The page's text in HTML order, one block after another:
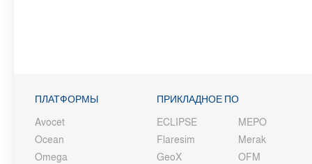
ПЛАТФОРМЫ
Avocet
Ocean
Omega
ПРИКЛАДНОЕ ПО
ECLIPSE
Flaresim
GeoX
MEPO
Merak
OFM